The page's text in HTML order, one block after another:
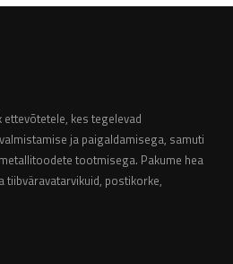
kes tegelevad
ja paigaldamisega, samuti
tootmisega. Pakume hea
tiibväravatarvikuid, postikorke,